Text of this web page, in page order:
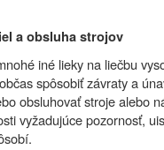
a obsluha strojov
iné lieky na liečbu
spôsobiť závraty a
obsluhovať stroje alebo
vyžadujúce pozornosť,